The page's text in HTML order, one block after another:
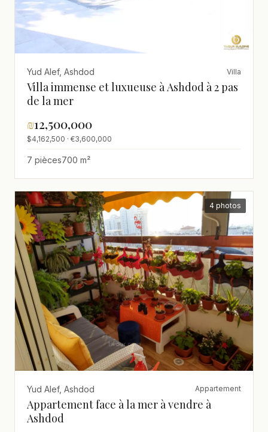
Yud Alef, Ashdod Villa
Villa immense et luxueuse à Ashdod à 2 pas
de la mer
₪12,500,000
$4,162,500 · €3,600,000
7 pièces700 m²
4 photos
Yud Alef, Ashdod Appartement
Appartement face à la mer à vendre à
Ashdod